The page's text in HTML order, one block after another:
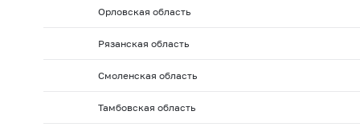
2004 г.: на 01.02
2004 г.: на 01.01
2001 г.: на 01.06
2001 г.: на 01.05
Орловская область
Рязанская область
Смоленская область
Тамбовская область